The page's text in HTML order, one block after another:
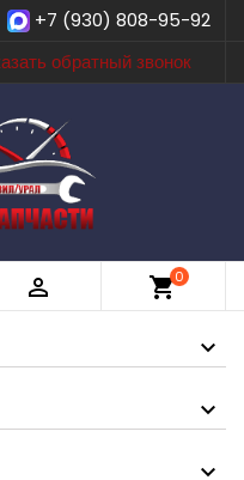
+7 (930) 808-95-92
обратный звонок
 shopping_cart0